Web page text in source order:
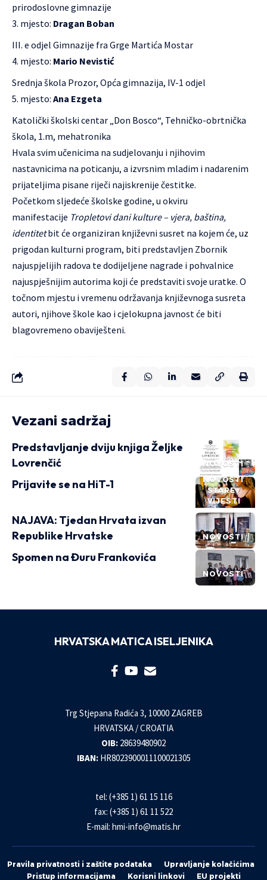
prirodoslovne gimnazije
mjesto: Dragan Boban
III. e odjel Gimnazije fra Grge Martića Mostar
mjesto: Mario Nevistić
Srednja škola Prozor, Opća gimnazija, IV-1 odjel
mjesto: Ana Ezgeta
Katolički školski centar „Don Bosco“, Tehničko-obrtnička
škola, 1.m, mehatronika
Hvala svim učenicima na sudjelovanju i njihovim
nastavnicima na poticanju, a izvrsnim mladim i nadarenim
prijateljima pisane riječi najiskrenije čestitke.
Početkom sljedeće školske godine, u okviru
manifestacije Tropletovi dani kulture – vjera, baština,
identitetbit će organiziran književni susret na kojem će, uz
prigodan kulturni program, biti predstavljen Zbornik
najuspjelijih radova te dodijeljene nagrade i pohvalnice
najuspješnijim autorima koji će predstaviti svoje uratke. O
točnom mjestu i vremenu održavanja književnoga susreta
autori, njihove škole kao i cjelokupna javnost će biti
blagovremeno obaviješteni.
Vezani sadržaj
NOVOSTI
Predstavljanje dviju knjiga Željke
Lovrenčić
NOVOSTI
STARE
VIJESTI
Prijavite se na HiT-1
NOVOSTI
NAJAVA: Tjedan Hrvata izvan
Republike Hrvatske
NOVOSTI
Spomen na Đuru Frankovića
HRVATSKA MATICA ISELJENIKA
Trg Stjepana Radića 3, 10000 ZAGREB
HRVATSKA / CROATIA
OIB: 28639480902
IBAN: HR8023900011100021305
tel: (+385 1) 61 15 116
fax: (+385 1) 61 11 522
E-mail: hmi-info@matis.hr
Pravila privatnosti i zaštite podataka
Upravljanje kolačićima
Pristup informacijama
Korisni linkovi EU projekti